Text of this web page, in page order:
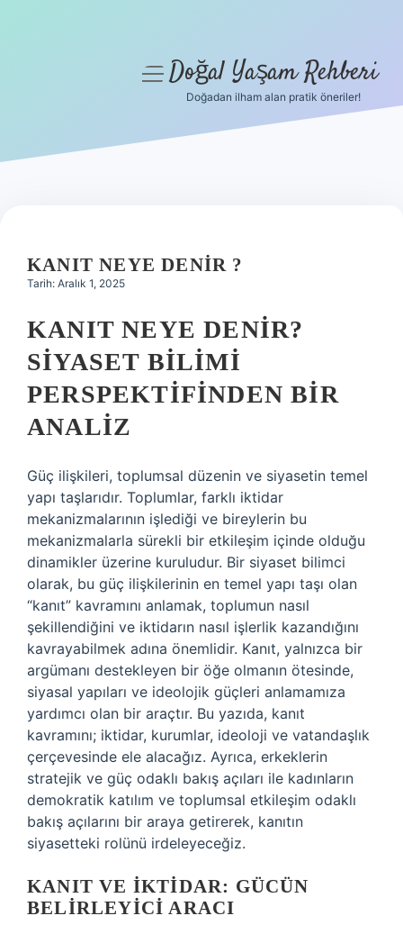
Hakkımızda
menüyüDoğal Yaşam Rehberi
Doğadan ilham alan pratik öneriler!
KANIT NEYE DENIR ?
Tarih: Aralık 1, 2025
KANIT NEYE DENIR?
SIYASET BILIMI
PERSPEKTIFINDEN BIR
ANALIZ
Güç ilişkileri, toplumsal düzenin ve siyasetin temel
yapı taşlarıdır. Toplumlar, farklı iktidar
mekanizmalarının işlediği ve bireylerin bu
mekanizmalarla sürekli bir etkileşim içinde olduğu
dinamikler üzerine kuruludur. Bir siyaset bilimci
olarak, bu güç ilişkilerinin en temel yapı taşı olan
“kanıt” kavramını anlamak, toplumun nasıl
şekillendiğini ve iktidarın nasıl işlerlik kazandığını
kavrayabilmek adına önemlidir. Kanıt, yalnızca bir
argümanı destekleyen bir öğe olmanın ötesinde,
siyasal yapıları ve ideolojik güçleri anlamamıza
yardımcı olan bir araçtır. Bu yazıda, kanıt
kavramını; iktidar, kurumlar, ideoloji ve vatandaşlık
çerçevesinde ele alacağız. Ayrıca, erkeklerin
stratejik ve güç odaklı bakış açıları ile kadınların
demokratik katılım ve toplumsal etkileşim odaklı
bakış açılarını bir araya getirerek, kanıtın
siyasetteki rolünü irdeleyeceğiz.
KANIT VE İKTIDAR: GÜCÜN
BELIRLEYICI ARACI